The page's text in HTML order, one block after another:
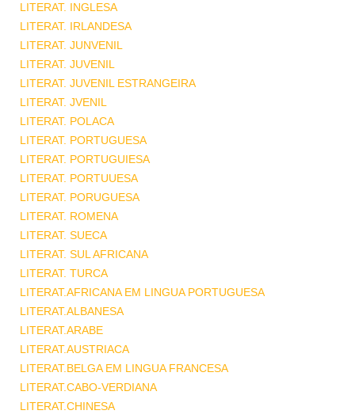
LITERAT. INGLESA
LITERAT. IRLANDESA
LITERAT. JUNVENIL
LITERAT. JUVENIL
LITERAT. JUVENIL ESTRANGEIRA
LITERAT. JVENIL
LITERAT. POLACA
LITERAT. PORTUGUESA
LITERAT. PORTUGUIESA
LITERAT. PORTUUESA
LITERAT. PORUGUESA
LITERAT. ROMENA
LITERAT. SUECA
LITERAT. SUL AFRICANA
LITERAT. TURCA
LITERAT.AFRICANA EM LINGUA PORTUGUESA
LITERAT.ALBANESA
LITERAT.ARABE
LITERAT.AUSTRIACA
LITERAT.BELGA EM LINGUA FRANCESA
LITERAT.CABO-VERDIANA
LITERAT.CHINESA